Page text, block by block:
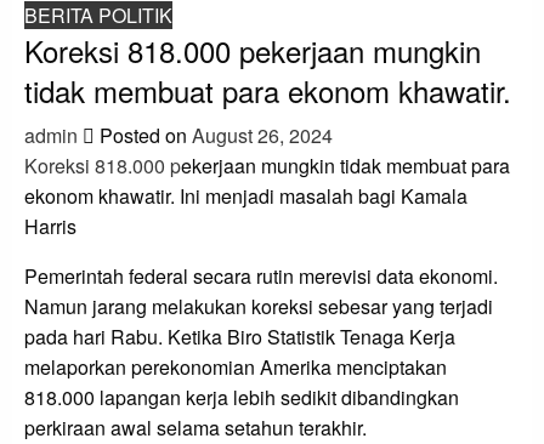
BERITA POLITIK
Koreksi 818.000 pekerjaan mungkin
tidak membuat para ekonom khawatir.
admin Posted on August 26, 2024
Koreksi 818.000 pekerjaan mungkin tidak membuat para
ekonom khawatir. Ini menjadi masalah bagi Kamala
Harris
Pemerintah federal secara rutin merevisi data ekonomi.
Namun jarang melakukan koreksi sebesar yang terjadi
pada hari Rabu. Ketika Biro Statistik Tenaga Kerja
melaporkan perekonomian Amerika menciptakan
818.000 lapangan kerja lebih sedikit dibandingkan
perkiraan awal selama setahun terakhir.